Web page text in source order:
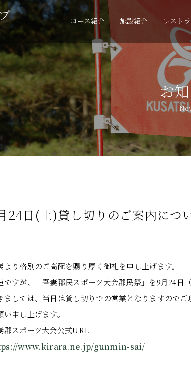
コース紹介 施設紹介 レスト
お
24日(土)貸し切りのご案内につ
より格別のご高配を賜り厚く御礼を申し上げます。
ですが、「吾妻郡民スポーツ大会郡民祭」を9月24日
ましては、当日は貸し切りでの営業となりますのでご
い申し上げます。
郡スポーツ大会公式URL
www.kirara.ne.jp/gunmin-sai/